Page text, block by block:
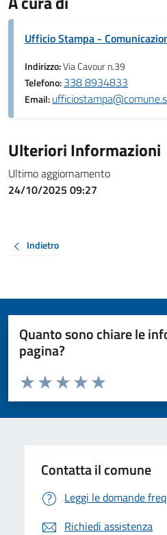
Ufficio Stampa -
Indirizzo:Via Cavour n.39
Telefono:338 8934833
Email:
Ulteriori Informazioni
Ultimo aggiornamento
24/10/2025 09:27
Indietro
Quanto sono chiare le
pagina?
Valuta da 1 a 5 stelle la pagina
Valuta 5 stelle
Valuta 4 stelle su 5
Valuta 3 stelle su 5
Valuta 2 stelle su 5
Valuta 1 stelle su 5
Contatta il comune
Leggi le domande
Richiedi assistenza